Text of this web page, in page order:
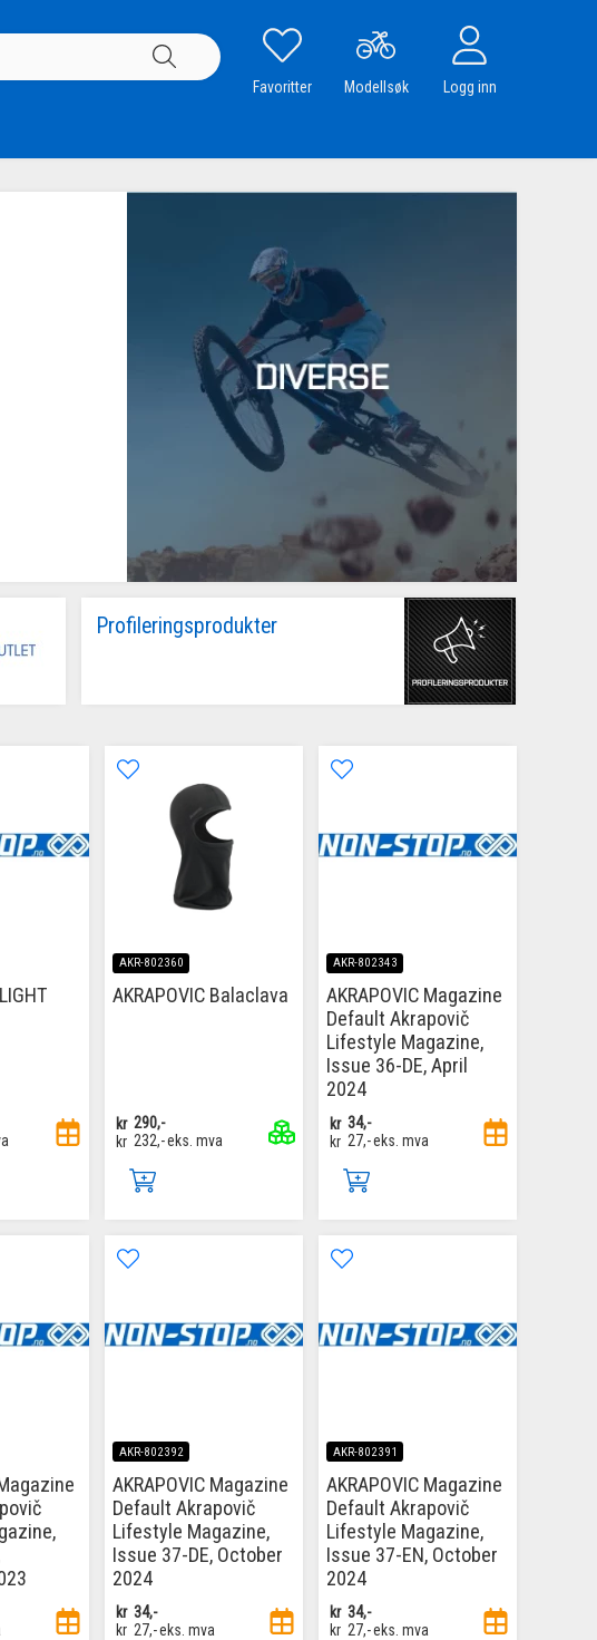
Favoritter Modellsøk Logg inn
Profileringsprodukter
AKR-802360
AKRAPOVIC Balaclava
kr 290,-
kr 232,-eks. mva
AKR-802343
AKRAPOVIC Magazine
Default Akrapovič
Lifestyle Magazine,
Issue 36-DE, April
2024
kr 34,-
kr 27,-eks. mva
AKR-802392
AKRAPOVIC Magazine
Default Akrapovič
Lifestyle Magazine,
Issue 37-DE, October
2024
kr 34,-
kr 27,-eks. mva
AKR-802391
AKRAPOVIC Magazine
Default Akrapovič
Lifestyle Magazine,
Issue 37-EN, October
2024
kr 34,-
kr 27,-eks. mva